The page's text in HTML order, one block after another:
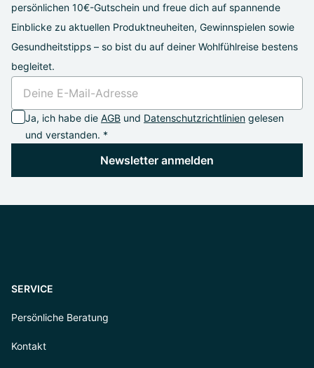
persönlichen 10€-Gutschein und freue dich auf spannende
Einblicke zu aktuellen Produktneuheiten, Gewinnspielen sowie
Gesundheitstipps – so bist du auf deiner Wohlfühlreise bestens
begleitet.
Ja, ich habe die AGB und Datenschutzrichtlinien gelesen
und verstanden. *
Newsletter anmelden
SERVICE
Persönliche Beratung
Kontakt